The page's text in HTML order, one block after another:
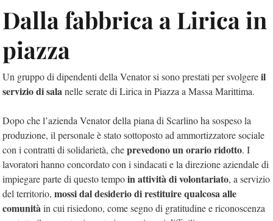
Dalla fabbrica a Lirica in
piazza
Un gruppo di dipendenti della Venator si sono prestati per svolgereil
servizio di salanelle serate di Lirica in Piazza a Massa Marittima.
Dopo che l’azienda Venator della piana di Scarlino ha sospeso la
produzione, il personale è stato sottoposto ad ammortizzatore sociale
con i contratti di solidarietà, cheprevedono un orario ridotto. I
lavoratori hanno concordato con i sindacati e la direzione aziendale di
impiegare parte di questo tempoin attività di volontariato, a servizio
del territorio, mossi dal desiderio di restituire qualcosa alle
comunitàin cui risiedono, come segno di gratitudine e riconoscenza